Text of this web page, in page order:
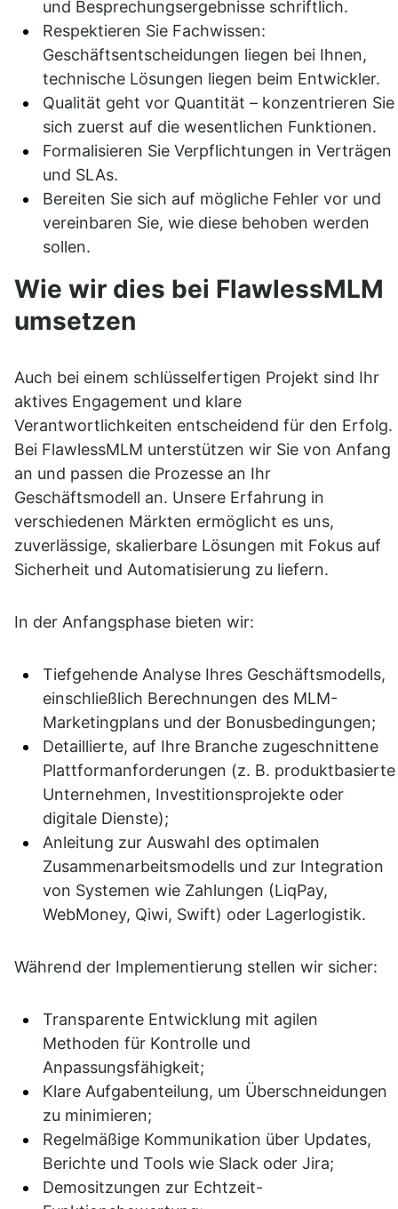
und Besprechungsergebnisse schriftlich.
Respektieren Sie Fachwissen:
Geschäftsentscheidungen liegen bei Ihnen,
technische Lösungen liegen beim Entwickler.
Qualität geht vor Quantität – konzentrieren Sie
sich zuerst auf die wesentlichen Funktionen.
Formalisieren Sie Verpflichtungen in Verträgen
und SLAs.
Bereiten Sie sich auf mögliche Fehler vor und
vereinbaren Sie, wie diese behoben werden
sollen.
Wie wir dies bei FlawlessMLM
umsetzen
Auch bei einem schlüsselfertigen Projekt sind Ihr
aktives Engagement und klare
Verantwortlichkeiten entscheidend für den Erfolg.
Bei FlawlessMLM unterstützen wir Sie von Anfang
an und passen die Prozesse an Ihr
Geschäftsmodell an. Unsere Erfahrung in
verschiedenen Märkten ermöglicht es uns,
zuverlässige, skalierbare Lösungen mit Fokus auf
Sicherheit und Automatisierung zu liefern.
In der Anfangsphase bieten wir:
Tiefgehende Analyse Ihres Geschäftsmodells,
einschließlich Berechnungen des MLM-
Marketingplans und der Bonusbedingungen;
Detaillierte, auf Ihre Branche zugeschnittene
Plattformanforderungen (z. B. produktbasierte
Unternehmen, Investitionsprojekte oder
digitale Dienste);
Anleitung zur Auswahl des optimalen
Zusammenarbeitsmodells und zur Integration
von Systemen wie Zahlungen (LiqPay,
WebMoney, Qiwi, Swift) oder Lagerlogistik.
Während der Implementierung stellen wir sicher:
Transparente Entwicklung mit agilen
Methoden für Kontrolle und
Anpassungsfähigkeit;
Klare Aufgabenteilung, um Überschneidungen
zu minimieren;
Regelmäßige Kommunikation über Updates,
Berichte und Tools wie Slack oder Jira;
Demositzungen zur Echtzeit-